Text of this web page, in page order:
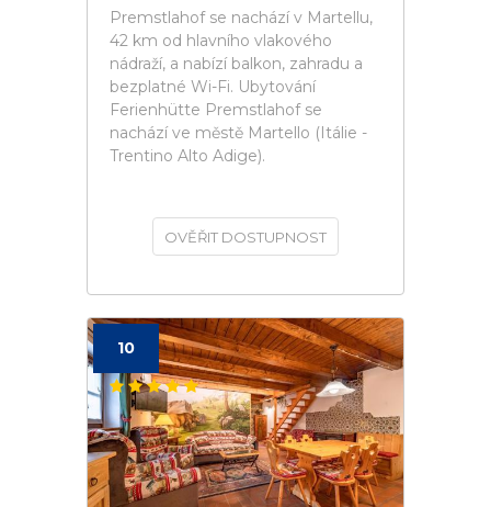
Premstlahof se nachází v Martellu,
42 km od hlavního vlakového
nádraží, a nabízí balkon, zahradu a
bezplatné Wi-Fi. Ubytování
Ferienhütte Premstlahof se
nachází ve městě Martello (Itálie -
Trentino Alto Adige).
OVĚŘIT DOSTUPNOST
10